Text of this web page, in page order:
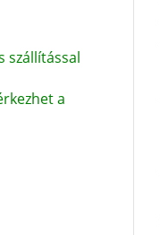
szállítással
a